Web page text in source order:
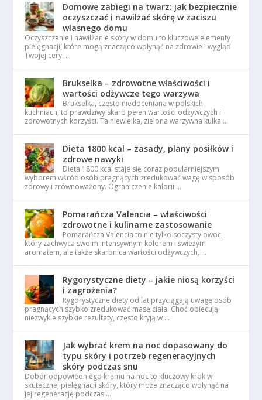
Domowe zabiegi na twarz: jak bezpiecznie
oczyszczać i nawilżać skórę w zaciszu
własnego domu
Oczyszczanie i nawilżanie skóry w domu to kluczowe elementy
pielęgnacji, które mogą znacząco wpłynąć na zdrowie i wygląd
Twojej cery. …
Brukselka – zdrowotne właściwości i
wartości odżywcze tego warzywa
Brukselka, często niedoceniana w polskich
kuchniach, to prawdziwy skarb pełen wartości odżywczych i
zdrowotnych korzyści. Ta niewielka, zielona warzywna kulka …
Dieta 1800 kcal – zasady, plany posiłków i
zdrowe nawyki
Dieta 1800 kcal staje się coraz popularniejszym
wyborem wśród osób pragnących zredukować wagę w sposób
zdrowy i zrównoważony. Ograniczenie kalorii …
Pomarańcza Valencia – właściwości
zdrowotne i kulinarne zastosowanie
Pomarańcza Valencia to nie tylko soczysty owoc,
który zachwyca swoim intensywnym kolorem i świeżym
aromatem, ale także skarbnica wartości odżywczych, …
Rygorystyczne diety – jakie niosą korzyści
i zagrożenia?
Rygorystyczne diety od lat przyciągają uwagę osób
pragnących szybko zredukować masę ciała. Choć obiecują
niezwykle szybkie rezultaty, często kryją w …
Jak wybrać krem na noc dopasowany do
typu skóry i potrzeb regeneracyjnych
skóry podczas snu
Dobór odpowiedniego kremu na noc to kluczowy krok w
skutecznej pielęgnacji skóry, który może znacząco wpłynąć na
jej regenerację podczas …